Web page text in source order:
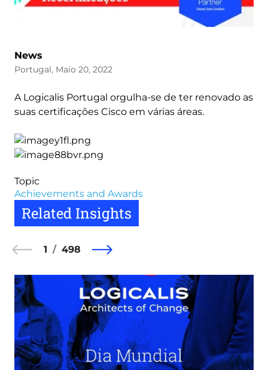
News
Portugal, Maio 20, 2022
A Logicalis Portugal orgulha-se de ter renovado as
suas certificações Cisco em várias áreas.
Topic
Achievements and Awards
Related Insights
1 498